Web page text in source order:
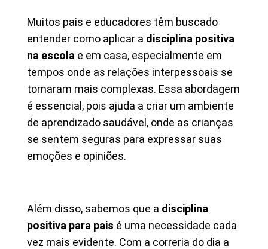
Muitos pais e educadores têm buscado
entender como aplicar a disciplina positiva
na escola e em casa, especialmente em
tempos onde as relações interpessoais se
tornaram mais complexas. Essa abordagem
é essencial, pois ajuda a criar um ambiente
de aprendizado saudável, onde as crianças
se sentem seguras para expressar suas
emoções e opiniões.
Além disso, sabemos que a disciplina
positiva para pais é uma necessidade cada
vez mais evidente. Com a correria do dia a